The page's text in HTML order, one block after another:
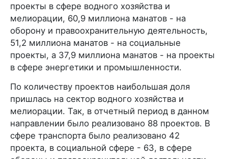
проекты в сфере водного хозяйства и
мелиорации, 60,9 миллиона манатов - на
оборону и правоохранительную деятельность,
51,2 миллиона манатов - на социальные
проекты, а 37,9 миллиона манатов - на проекты
в сфере энергетики и промышленности.
По количеству проектов наибольшая доля
пришлась на сектор водного хозяйства и
мелиорации. Так, в отчетный период в данном
направлении было реализовано 88 проектов. В
сфере транспорта было реализовано 42
проекта, в социальной сфере - 63, в сфере